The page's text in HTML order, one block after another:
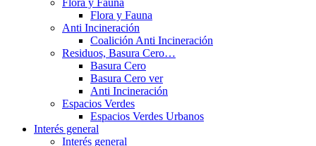
Flora y Fauna
Anti Incineración
Coalición Anti Incineración
Residuos, Basura Cero…
Basura Cero
Basura Cero ver
Anti Incineración
Espacios Verdes
Espacios Verdes Urbanos
Interés general
Interés general